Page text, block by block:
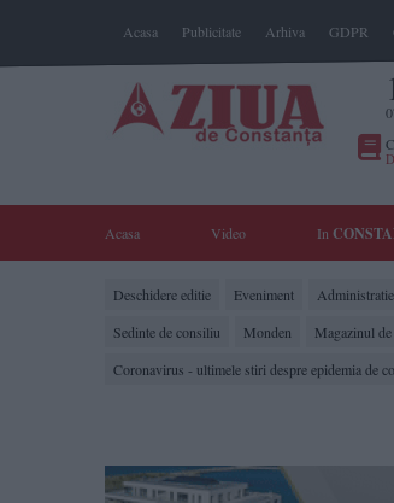
Acasa Publicitate Arhiva GDPR
Acasa Video In
Deschidere editie Eveniment
Sedinte de consiliu
Monden Magazinul
Coronavirus - ultimele stiri despre epidemia de